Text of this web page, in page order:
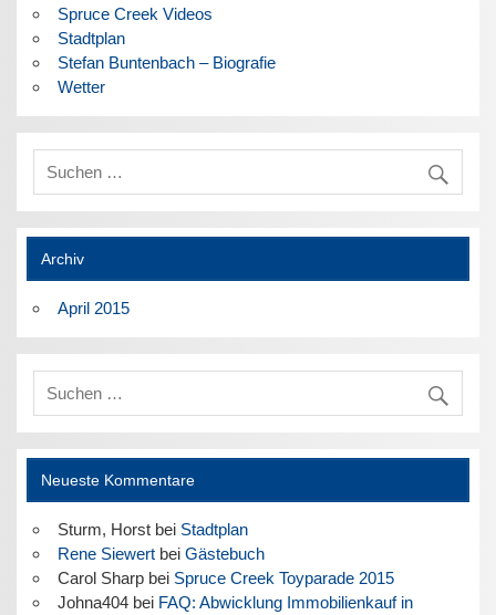
Spruce Creek Videos
Stadtplan
Stefan Buntenbach – Biografie
Wetter
Archiv
April 2015
Neueste Kommentare
Sturm, Horstbei Stadtplan
Rene Siewertbei Gästebuch
Carol Sharpbei Spruce Creek Toyparade 2015
Johna404bei FAQ: Abwicklung Immobilienkauf in